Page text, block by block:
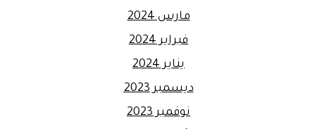
مارس 2024
فبراير 2024
يناير 2024
ديسمبر 2023
نوفمبر 2023